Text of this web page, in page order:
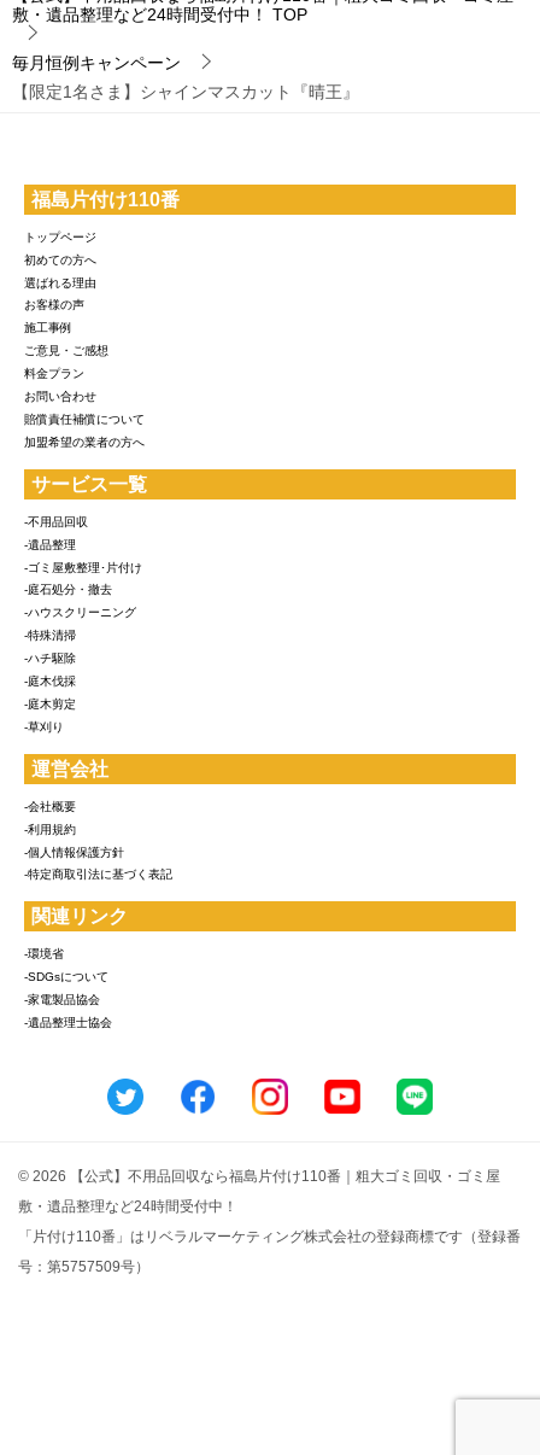
敷・遺品整理など24時間受付中！
TOP
毎月恒例キャンペーン
【限定1名さま】シャインマスカット『晴王』
福島片付け110番
トップページ
初めての方へ
選ばれる理由
お客様の声
施工事例
ご意見・ご感想
料金プラン
お問い合わせ
賠償責任補償について
加盟希望の業者の方へ
サービス一覧
-不用品回収
-遺品整理
-ゴミ屋敷整理･片付け
-庭石処分・撤去
-ハウスクリーニング
-特殊清掃
-ハチ駆除
-庭木伐採
-庭木剪定
-草刈り
運営会社
-会社概要
-利用規約
-個人情報保護方針
-特定商取引法に基づく表記
関連リンク
-環境省
-SDGsについて
-家電製品協会
-遺品整理士協会
© 2026 【公式】不用品回収なら福島片付け110番｜粗大ゴミ回収・ゴミ屋
敷・遺品整理など24時間受付中！
「片付け110番」はリベラルマーケティング株式会社の登録商標です（登録番
号：第5757509号）